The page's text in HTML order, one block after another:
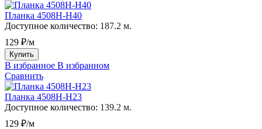
Планка 4508H-H40
Доступное количество: 187.2 м.
129 ₽/м
Купить
В избранное В избранном
Сравнить
Планка 4508H-H23
Доступное количество: 139.2 м.
129 ₽/м